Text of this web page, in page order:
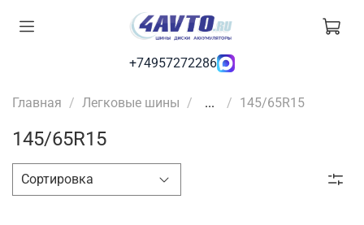
+74957272286
Главная Легковые шины ... 145/65R15
145/65R15